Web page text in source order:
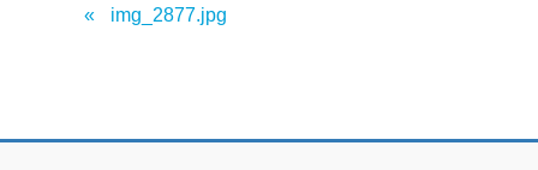
img_2877.jpg